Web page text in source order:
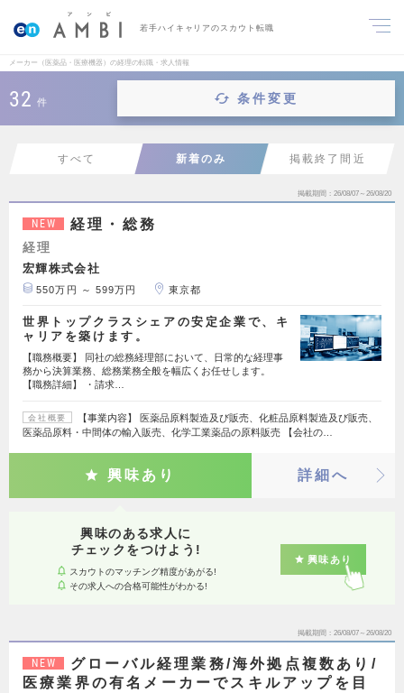
若手ハイキャリアのスカウト転職
メーカー（医薬品・医療機器）の経理の転職・求人情報
32 件 条件変更
すべて 新着のみ 掲載終了間近
掲載期間 26/08/07～26/08/20
NEW 経理・総務
経理
宏輝株式会社
550万円 ～ 599万円 東京都
世界トップクラスシェアの安定企業で、キ
ャリアを築けます。
【職務概要】 同社の総務経理部において、日常的な経理事
務から決算業務、総務業務全般を幅広くお任せします。
【職務詳細】 ・請求…
会社概要
【事業内容】 医薬品原料製造及び販売、化粧品原料製造及び販売、
医薬品原料・中間体の輸入販売、化学工業薬品の原料販売 【会社の…
興味あり 詳細へ
興味のある求人に
チェックをつけよう!
スカウトのマッチング精度があがる!
その求人への合格可能性がわかる!
興味あり
掲載期間 26/08/07～26/08/20
NEW
グローバル経理業務/海外拠点複数あり/
医療業界の有名メーカーでスキルアップを目